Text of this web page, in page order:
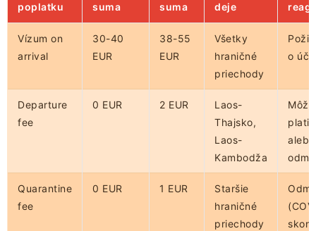
poplatku
suma
suma
deje
Vízum on
arrival
30-40
EUR
38-55
EUR
Všetky
hraničné
priechody
o
Departure
fee
0 EUR 2 EUR
Laos-
Thajsko,
Laos-
Kambodža
platiť
alebo
Quarantine
fee
0 EUR 1 EUR
Staršie
hraničné
priechody